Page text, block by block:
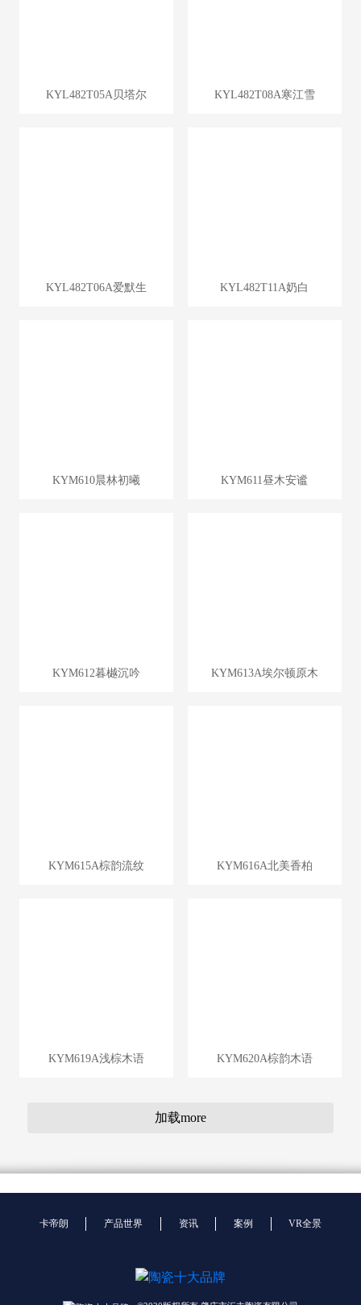
KYL482T05A贝塔尔 KYL482T08A寒江雪
KYL482T06A爱默生 KYL482T11A奶白
KYM610晨林初曦 KYM611昼木安谧
KYM612暮樾沉吟 KYM613A埃尔顿原木
KYM615A棕韵流纹 KYM616A北美香柏
KYM619A浅棕木语 KYM620A棕韵木语
加载more
卡帝朗 产品世界 资讯 案例 VR全景